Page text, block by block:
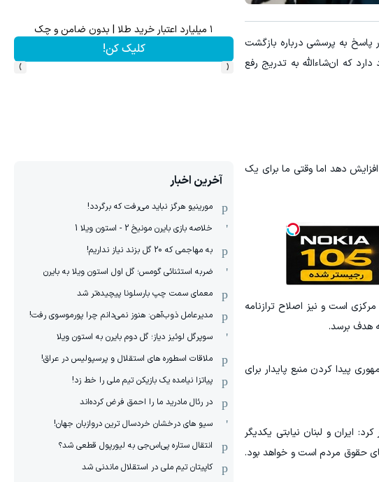
نمایندگان رسانه‌ها در پاسخ به پرسشی درباره بازگشت
فنی وجود دارد که ان‌شاءالله به تدریج رفع
دهد اما وقتی ما برای یک
است و نیز اصلاح ترازنامه
هدف برسد.
پیدا کردن منبع پایدار برای
ایران و لبنان نیابتی یکدیگر
حقوق مردم است و خواهد بود.
از بالا رفتن ارزش سهام گوگل سود کسب کنی؟
ثبت نام کنید
۱ میلیارد اعتبار خرید طلا | بدون ضامن و چک
کلیک کن!
‹
›
آخرین اخبار
مورینیو هرگز نباید می‌رفت که برگردد!
خلاصه بازی بایرن مونیخ 2 - استون ویلا 1
به مهاجمی که 20 گل بزند نیاز نداریم!
ضربه استثنائی گومس؛ گل اول استون ویلا به بایرن
معمای سمت چپ بارسلونا پیچیده‌تر شد
مدیرعامل ذوب‌آهن: هنوز نمی‌دانم چرا پورموسوی رفت!
سوپرگل لوئیز دیاز؛ گل دوم بایرن به استون ویلا
ملاقات اسطوره های استقلال و پرسپولیس در عراق!
پیاتزا نیامده یک بازیکن تیم ملی را خط زد!
در رئال مادرید ما را احمق فرض کرده‌اند
سیو های درخشان خردسال ترین دروازبان جهان!
انتقال ستاره پی‌اس‌جی به لیورپول قطعی شد؟
کاپیتان تیم ملی در استقلال ماندنی شد